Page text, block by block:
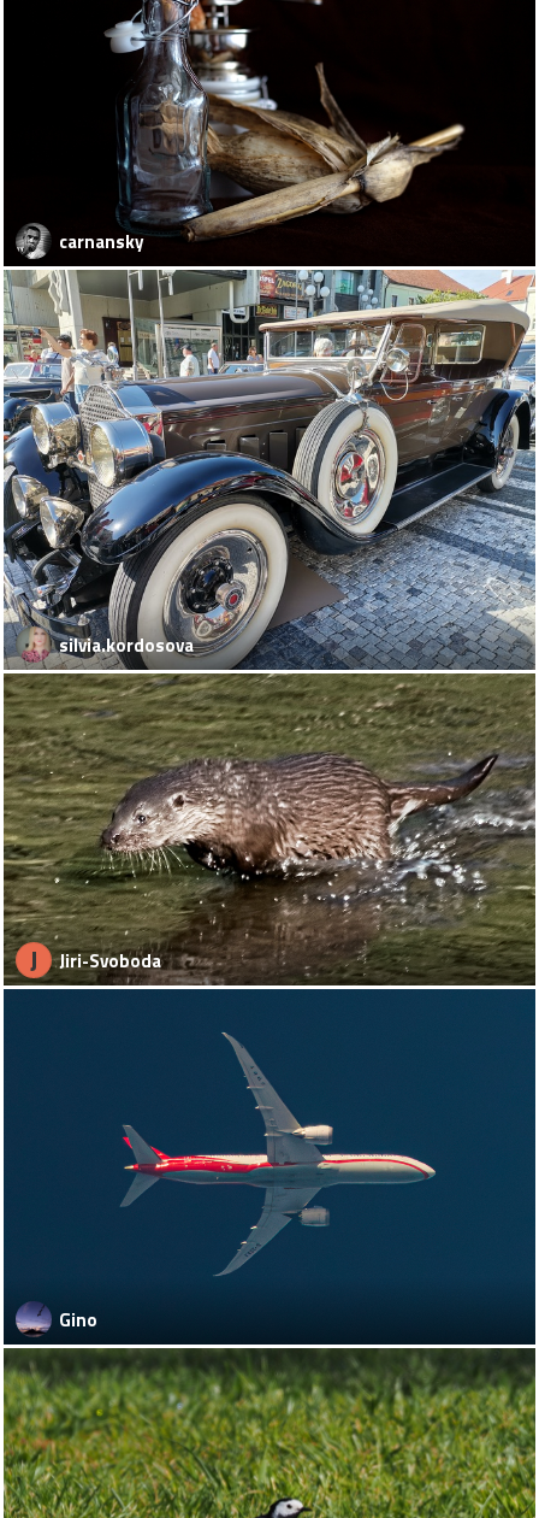
carnansky
silvia.kordosova
J Jiri-Svoboda
Gino